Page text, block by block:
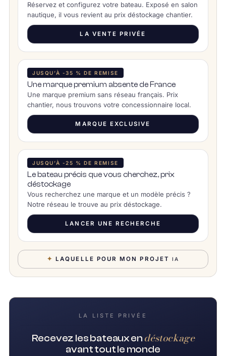
Réservez et configurez votre bateau. Exposé en salon
nautique, il vous revient au prix déstockage chantier.
LA VENTE PRIVÉE
JUSQU’À -35 % DE REMISE
Une marque premium absente de France
Une marque premium sans réseau français. Prix
chantier, nous trouvons votre concessionnaire local.
MARQUE EXCLUSIVE
JUSQU’À -25 % DE REMISE
Le bateau précis que vous cherchez, prix
déstockage
Vous recherchez une marque et un modèle précis ?
Notre réseau le trouve au prix déstockage.
LANCER UNE RECHERCHE
✦ LAQUELLE POUR MON PROJET IA
LA LISTE PRIVÉE
Recevez les bateaux en déstockage
avant tout le monde